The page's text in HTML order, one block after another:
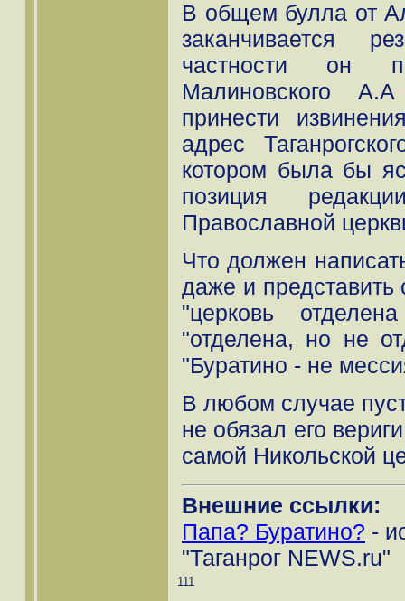
В общем булла от
заканчивается
частности он
Малиновского
принести
адрес
котором была бы
позиция
Православной
Что должен
даже и представить
"церковь
"отделена, но не
"Буратино - не
В любом случае
не обязал его
самой Никольской
Внешние ссылки:
Папа? Буратино? -
"Таганрог NEWS.ru"
111